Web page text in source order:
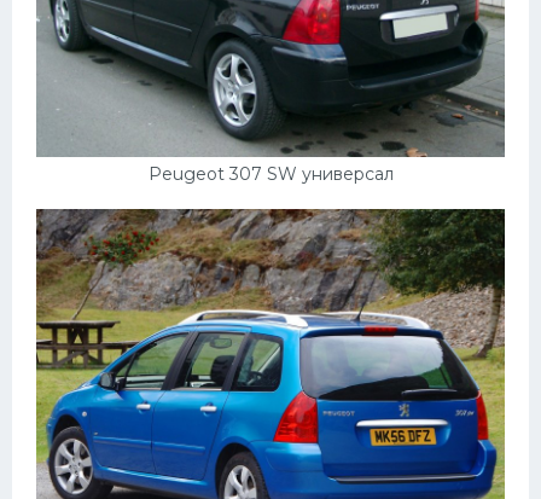
Peugeot 307 SW универсал
Феррари
Поезда
Мотоциклы
Ямаха
Додж
Ява
Эмблемы
Спецтехника